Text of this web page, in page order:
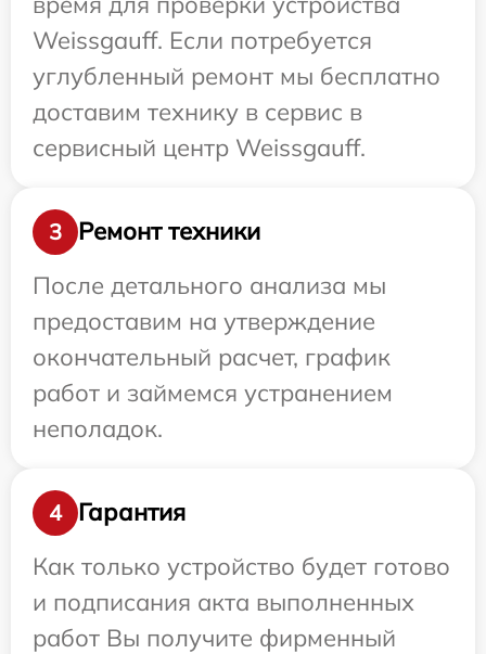
Weissgauff. Если потребуется
углубленный ремонт мы бесплатно
доставим технику в сервис в
сервисный центр Weissgauff.
3
Ремонт техники
После детального анализа мы
предоставим на утверждение
окончательный расчет, график
работ и займемся устранением
неполадок.
4
Гарантия
Как только устройство будет готово
и подписания акта выполненных
работ Вы получите фирменный